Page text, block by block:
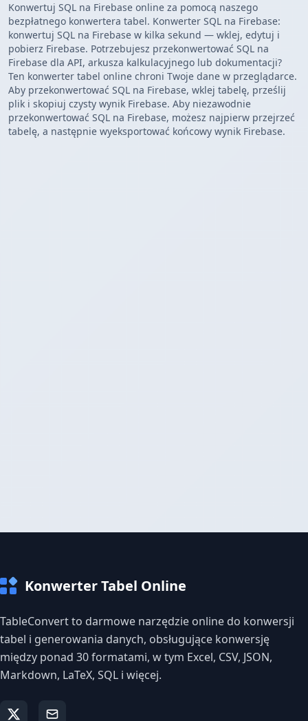
Konwertuj SQL na Firebase online za pomocą naszego
bezpłatnego konwertera tabel. Konwerter SQL na Firebase:
konwertuj SQL na Firebase w kilka sekund — wklej, edytuj i
pobierz Firebase. Potrzebujesz przekonwertować SQL na
Firebase dla API, arkusza kalkulacyjnego lub dokumentacji?
Ten konwerter tabel online chroni Twoje dane w przeglądarce.
Aby przekonwertować SQL na Firebase, wklej tabelę, prześlij
plik i skopiuj czysty wynik Firebase. Aby niezawodnie
przekonwertować SQL na Firebase, możesz najpierw przejrzeć
tabelę, a następnie wyeksportować końcowy wynik Firebase.
Konwerter Tabel Online
TableConvert to darmowe narzędzie online do konwersji
tabel i generowania danych, obsługujące konwersję
między ponad 30 formatami, w tym Excel, CSV, JSON,
Markdown, LaTeX, SQL i więcej.